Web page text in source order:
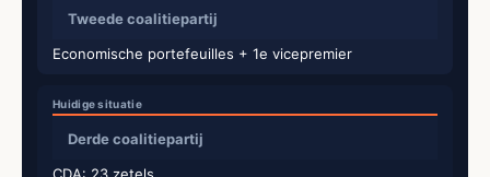
Tweede coalitiepartij
Economische portefeuilles + 1e vicepremier
Derde coalitiepartij